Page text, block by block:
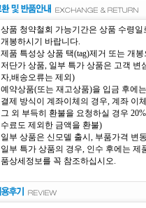
상품 청약철회 가능기간은 상품 수령
개봉하시기 바랍니다.
제품 특성상 상품 택(tag)제거 또는 개
저단가 상품, 일부 특가 상품은 고객
자,배송오류는 제외)
예약상품(또는 재고상품)을 입금 후에
결제 방식이 계좌이체의 경우, 계좌 이
그 외 부득히 환불을 요청하실 경우
수료도 제외한 금액을 환불)
일부 상품은 신모델 출시, 부품가격 변
일부 특가 상품의 경우, 인수 후에는
품상세정보를 꼭 참조하십시오.